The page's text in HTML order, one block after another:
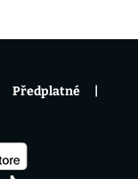
Předplatné